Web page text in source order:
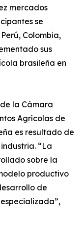
mercados
se
Colombia,
sus
brasileña en
la Cámara
Agrícolas de
es resultado de
“La
sobre la
productivo
de